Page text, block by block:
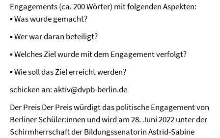
Engagements (ca. 200 Wörter) mit folgenden Aspekten:
▪ Was wurde gemacht?
▪ Wer war daran beteiligt?
▪ Welches Ziel wurde mit dem Engagement verfolgt?
▪ Wie soll das Ziel erreicht werden?
schicken an: aktiv@dvpb-berlin.de
Der Preis Der Preis würdigt das politische Engagement von
Berliner Schüler:innen und wird am 28. Juni 2022 unter der
Schirmherrschaft der Bildungssenatorin Astrid-Sabine